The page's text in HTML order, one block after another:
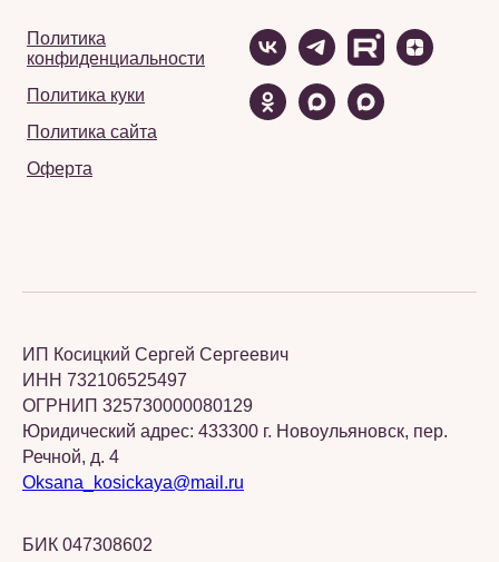
Политика
конфиденциальности
Политика куки
Политика сайта
Оферта
ИП Косицкий Сергей Сергеевич
ИНН 732106525497
ОГРНИП 325730000080129
Юридический адрес: 433300 г. Новоульяновск, пер.
Речной, д. 4
Oksana_kosickaya@mail.ru
БИК 047308602